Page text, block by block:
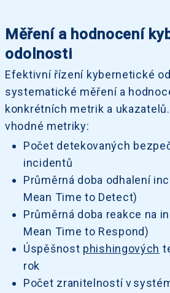
Měření a hodnocení
odolnosti
Efektivní řízení kybernetické
systematické měření a
konkrétních metrik a
vhodné metriky:
Počet detekovaných
incidentů
Průměrná doba odhalení
Mean Time to Detect)
Průměrná doba reakce na
Mean Time to Respond)
Úspěšnost phishingových
rok
Počet zranitelností v